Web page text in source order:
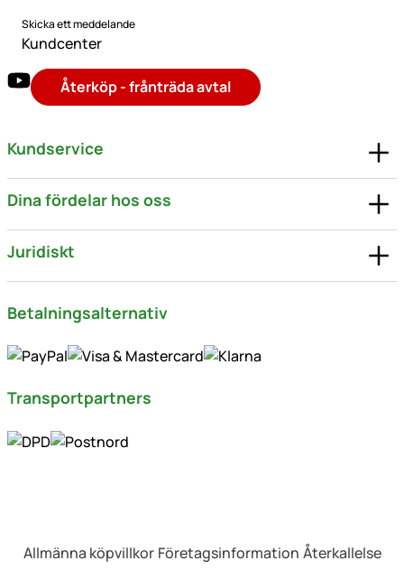
Skicka ett meddelande
Kundcenter
Återköp - frånträda avtal
Kundservice
Dina fördelar hos oss
Juridiskt
Betalningsalternativ
Transportpartners
Allmänna köpvillkor Företagsinformation Återkallelse